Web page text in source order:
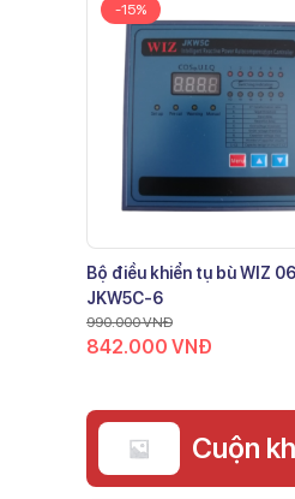
-15%
Bộ điều khiển tụ bù WIZ
JKW5C-6
990.000VNĐ
842.000 VNĐ
Cuộn